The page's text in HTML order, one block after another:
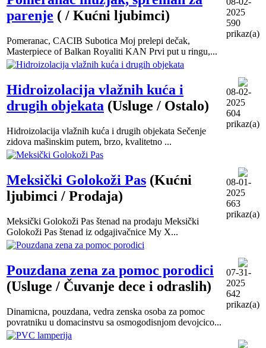
parenje ( / Kućni ljubimci)
Pomeranac, CACIB Subotica Moj prelepi dečak,
Masterpiece of Balkan Royaliti KAN Prvi put u ringu,...
2025
590
prikaz(a)
Hidroizolacija vlažnih kuća i
drugih objekata (Usluge / Ostalo)
Hidroizolacija vlažnih kuća i drugih objekata Sečenje
zidova mašinskim putem, brzo, kvalitetno ...
08-02-
2025
604
prikaz(a)
Meksički Golokoži Pas (Kućni
ljubimci / Prodaja)
Meksički Golokoži Pas štenad na prodaju Meksički
Golokoži Pas štenad iz odgajivačnice My X...
08-01-
2025
663
prikaz(a)
Pouzdana zena za pomoc porodici
(Usluge / Čuvanje dece i odraslih)
Dinamicna, pouzdana, vedra zenska osoba za pomoc
povratniku u domacinstvu sa osmogodisnjom devojcico...
07-31-
2025
642
prikaz(a)